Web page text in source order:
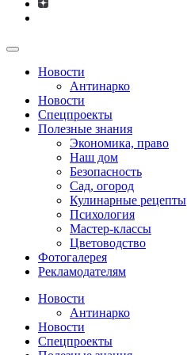
Новости
Антинарко
Новости
Спецпроекты
Полезные знания
Экономика, право
Наш дом
Безопасность
Сад, огород
Кулинарные рецепты
Психология
Мастер-классы
Цветоводство
Фотогалерея
Рекламодателям
Новости
Антинарко
Новости
Спецпроекты